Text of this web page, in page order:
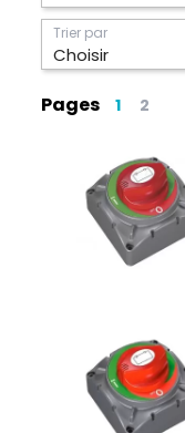
Trier par
Choisir
Pages 1 2